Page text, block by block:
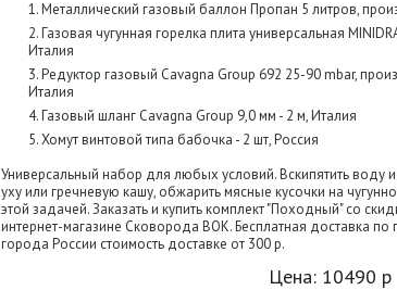
Металлический газовый баллон Пропан 5 литров,
Газовая чугунная горелка плита универсальная
Италия
Редуктор газовый Cavagna Group 692 25-90 mbar,
Италия
Газовый шланг Cavagna Group 9,0 мм - 2 м, Италия
Хомут винтовой типа бабочка - 2 шт, Россия
Универсальный набор для любых условий. Вскипятить воду
уху или гречневую кашу, обжарить мясные кусочки на
этой задачей. Заказать и купить комплект "Походный" со
интернет-магазине Сковорода ВОК. Бесплатная доставка
города России стоимость доставке от 300 р.
Цена: 10490 р